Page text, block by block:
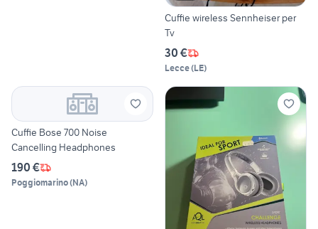
Cuffie wireless Sennheiser per
Tv
30 €
Lecce(LE)
Cuffie Bose 700 Noise
Cancelling Headphones
190 €
Poggiomarino(NA)